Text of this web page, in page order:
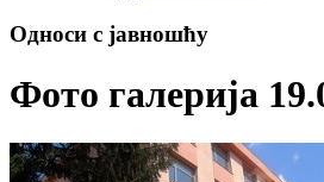
Односи с јавношћу
Фото галерија